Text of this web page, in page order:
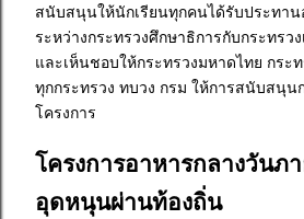
สนับสนุนให้นักเรียนทุกคนได้รับประทา
ระหว่างกระทรวงศึกษาธิการกับกระทรว
และเห็นชอบให้กระทรวงมหาดไทย กร
ทุกกระทรวง ทบวง กรม ให้การสนับสนุน
โครงการ
โครงการอาหารกลางวันภ
อุดหนุนผ่านท้องถิ่น